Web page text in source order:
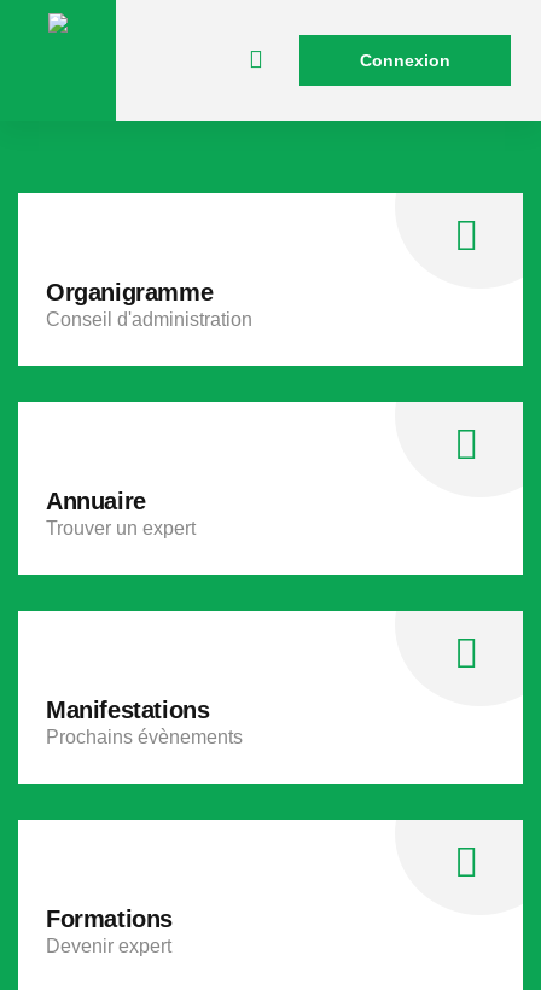
Connexion
Organigramme
Conseil d'administration
Annuaire
Trouver un expert
Manifestations
Prochains évènements
Formations
Devenir expert